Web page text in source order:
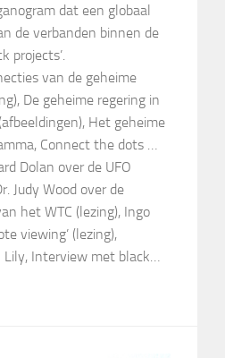
dat een globaal
de verbanden binnen de
projects’.
van de geheime
De geheime regering in
Het geheime
Connect the dots …
Dolan over de UFO
Judy Wood over de
het WTC (lezing), Ingo
viewing’ (lezing),
Interview met black…